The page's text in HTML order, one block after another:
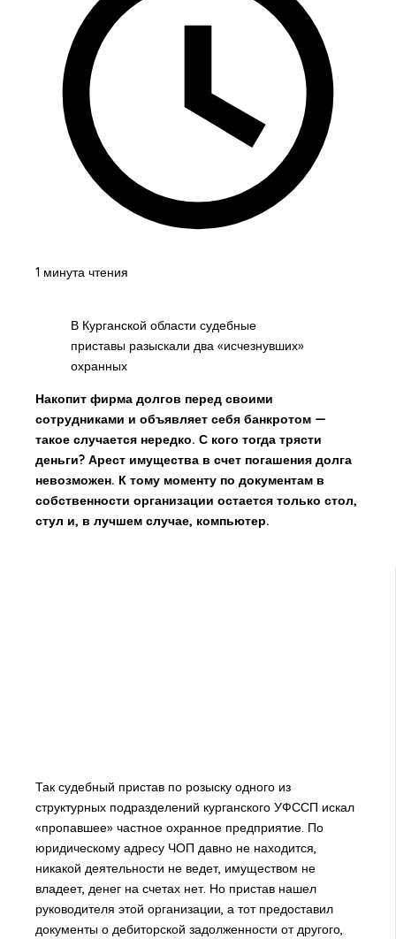
1 минута чтения
В Курганской области судебные
приставы разыскали два «исчезнувших»
охранных
Накопит фирма долгов перед своими
сотрудниками и объявляет себя банкротом —
такое случается нередко. С кого тогда трясти
деньги? Арест имущества в счет погашения долга
невозможен. К тому моменту по документам в
собственности организации остается только стол,
стул и, в лучшем случае, компьютер.
Так судебный пристав по розыску одного из
структурных подразделений курганского УФССП искал
«пропавшее» частное охранное предприятие. По
юридическому адресу ЧОП давно не находится,
никакой деятельности не ведет, имуществом не
владеет, денег на счетах нет. Но пристав нашел
руководителя этой организации, а тот предоставил
документы о дебиторской задолженности от другого,